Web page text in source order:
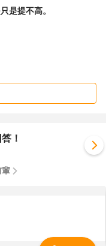
是提不高。
！
輩